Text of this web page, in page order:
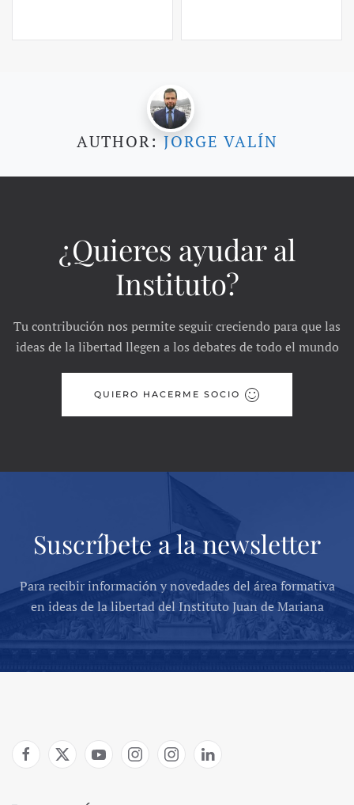
AUTHOR: JORGE VALÍN
¿Quieres ayudar al
Instituto?
Tu contribución nos permite seguir creciendo para que las
ideas de la libertad llegen a los debates de todo el mundo
QUIERO HACERME SOCIO
Suscríbete a la newsletter
Para recibir información y novedades del área formativa
en ideas de la libertad del Instituto Juan de Mariana